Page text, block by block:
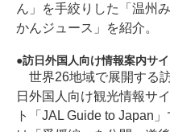
ん」を手絞りした「温州み
かんジュース」を紹介。
訪日外国人向け情報案内サ
世界26地域で展開する
日外国人向け観光情報サイ
ト「JAL Guide to Japan」